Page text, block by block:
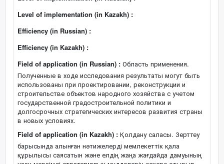
Level of implementation (in Kazakh) :
Efficiency (in Russian) :
Efficiency (in Kazakh) :
Field of application (in Russian) : Область применения.
Полученные в ходе исследования результаты могут быть
использованы при проектировании, реконструкции и
строительстве объектов народного хозяйства с учетом
государственной градостроительной политики и
долгосрочных стратегических интересов развития страны
в новых условиях.
Field of application (in Kazakh) : Қолдану саласы. Зерттеу
барысында алынған нәтижелерді мемлекеттік қала
құрылысы саясатын және елдің жаңа жағдайда дамуының